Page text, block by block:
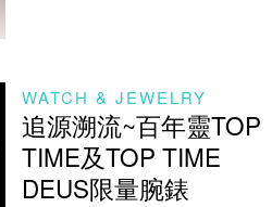
WATCH & JEWELRY
追源溯流~百年靈TOP
TIME及TOP TIME
DEUS限量腕錶